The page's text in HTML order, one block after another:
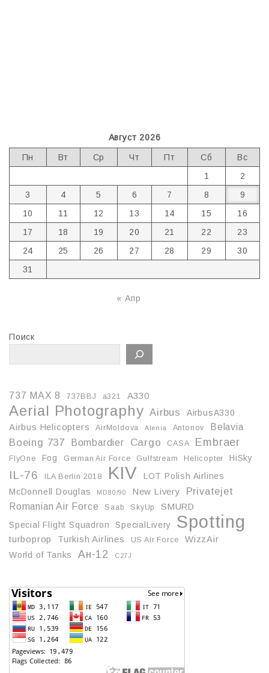
Август 2026
Пн Вт Ср Чт Пт Сб
Вс
1
2
3
4 5 6 7 8
9
10
11 12 13 14 15
16
17
18 19 20 21 22
23
24
25 26 27 28 29
30
31
« Апр
Поиск
737 MAX 8 737BBJ a321 A330
Aerial Photography Airbus
AirbusA330
Airbus Helicopters
AirMoldova Alenia Antonov Belavia
Boeing 737 Bombardier Cargo CASA Embraer
FlyOne Fog German Air Force Gulfstream Helicopter HiSky
IL-76 ILA Berlin 2018 KIV
LOT Polish Airlines
McDonnell Douglas
MD80/90 New Livery Privatejet
Romanian Air Force Saab SkyUp
SMURD
Special Flight Squadron
SpecialLivery Spotting
turboprop Turkish Airlines US Air Force
WizzAir
World of Tanks
Ан-12 С27J